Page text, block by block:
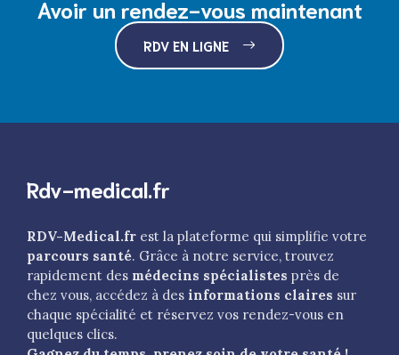
Avoir un rendez-vous maintenant
RDV EN LIGNE
Rdv-medical.fr
RDV-Medical.fr est la plateforme qui simplifie votre
parcours santé. Grâce à notre service, trouvez
rapidement des médecins spécialistes près de
chez vous, accédez à des informations claires sur
chaque spécialité et réservez vos rendez-vous en
quelques clics.